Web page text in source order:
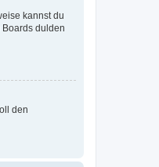
kannst du
dulden
den